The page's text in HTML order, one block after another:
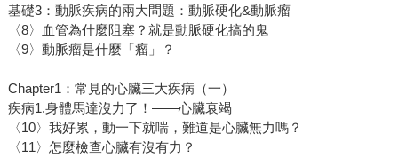
基礎3：動脈疾病的兩大問題：動脈硬化&動脈瘤
〈8〉血管為什麼阻塞？就是動脈硬化搞的鬼
〈9〉動脈瘤是什麼「瘤」？
Chapter1：常見的心臟三大疾病（一）
疾病1.身體馬達沒力了！——心臟衰竭
〈10〉我好累，動一下就喘，難道是心臟無力嗎？
〈11〉怎麼檢查心臟有沒有力？